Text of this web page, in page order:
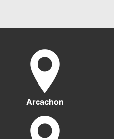
Arcachon